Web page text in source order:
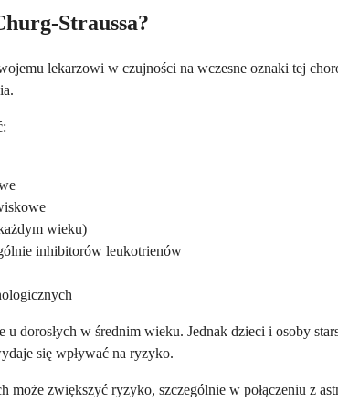
Straussa?
lekarzowi w czujności na wczesne oznaki tej
wieku)
inhibitorów leukotrienów
dorosłych w średnim wieku. Jednak dzieci i osoby
się wpływać na ryzyko.
zwiększyć ryzyko, szczególnie w połączeniu z